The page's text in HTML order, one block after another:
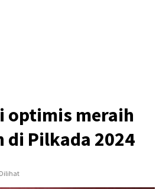
optimis meraih
di Pilkada 2024